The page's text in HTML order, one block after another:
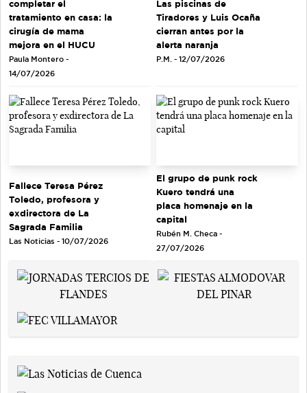
completar el
tratamiento en casa: la
cirugía de mama
mejora en el HUCU
Paula Montero -
14/07/2026
Las piscinas de
Tiradores y Luis Ocaña
cierran antes por la
alerta naranja
P.M. - 12/07/2026
Fallece Teresa Pérez
Toledo, profesora y
exdirectora de La
Sagrada Familia
Las Noticias - 10/07/2026
El grupo de punk rock
Kuero tendrá una
placa homenaje en la
capital
Rubén M. Checa -
27/07/2026